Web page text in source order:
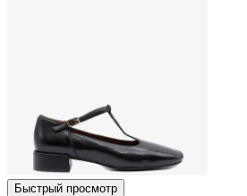
Быстрый просмотр